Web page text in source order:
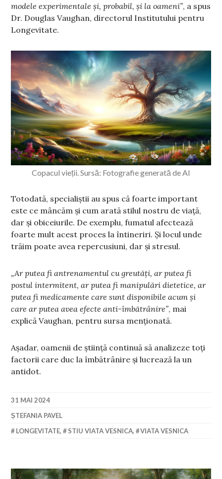
modele experimentale și, probabil, și la oameni”, a spus
Dr. Douglas Vaughan, directorul Institutului pentru
Longevitate.
Copacul vieții. Sursă: Fotografie generată de AI
Totodată, specialiștii au spus că foarte important
este ce mâncăm și cum arată stilul nostru de viață,
dar și obiceiurile. De exemplu, fumatul afectează
foarte mult acest proces la întineriri. Și locul unde
trăim poate avea repercusiuni, dar și stresul.
„Ar putea fi antrenamentul cu greutăți, ar putea fi
postul intermitent, ar putea fi manipulări dietetice, ar
putea fi medicamente care sunt disponibile acum și
care ar putea avea efecte anti-îmbătrânire”, mai
explică Vaughan, pentru sursa menționată.
Așadar, oamenii de știință continuă să analizeze toți
factorii care duc la îmbătrânire și lucrează la un
antidot.
31 MAI 2024
ȘTEFANIA PAVEL
LONGEVITATE, STIU VIATA VESNICA, VIATA VESNICA